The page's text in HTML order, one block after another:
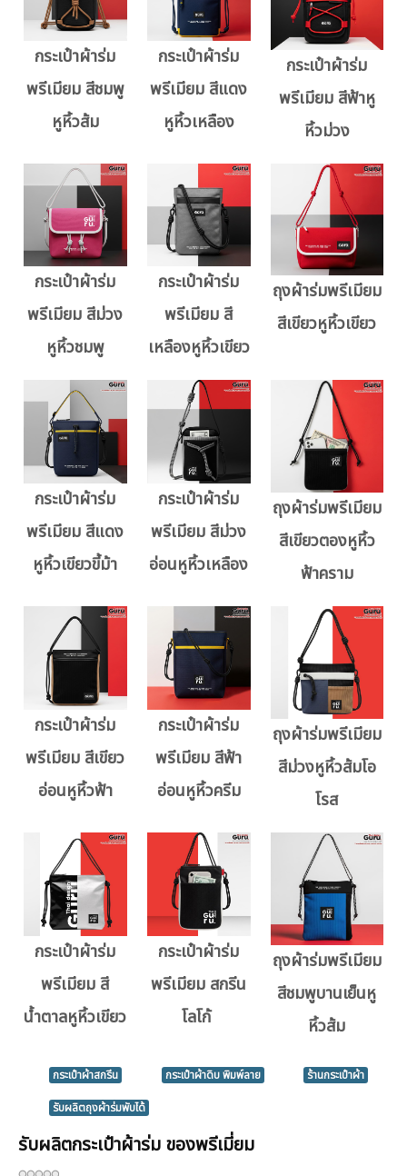
กระเป๋าผ้าร่ม
พรีเมียม สีชมพู
หูหิ้วส้ม
กระเป๋าผ้าร่ม
พรีเมียม สีแดง
หูหิ้วเหลือง
กระเป๋าผ้าร่ม
พรีเมียม สีฟ้าหู
หิ้วม่วง
กระเป๋าผ้าร่ม
พรีเมียม สีม่วง
หูหิ้วชมพู
กระเป๋าผ้าร่ม
พรีเมียม สี
เหลืองหูหิ้วเขียว
ถุงผ้าร่มพรีเมียม
สีเขียวหูหิ้วเขียว
กระเป๋าผ้าร่ม
พรีเมียม สีแดง
หูหิ้วเขียวขี้ม้า
กระเป๋าผ้าร่ม
พรีเมียม สีม่วง
อ่อนหูหิ้วเหลือง
ถุงผ้าร่มพรีเมียม
สีเขียวตองหูหิ้ว
ฟ้าคราม
กระเป๋าผ้าร่ม
พรีเมียม สีเขียว
อ่อนหูหิ้วฟ้า
กระเป๋าผ้าร่ม
พรีเมียม สีฟ้า
อ่อนหูหิ้วครีม
ถุงผ้าร่มพรีเมียม
สีม่วงหูหิ้วส้มโอ
โรส
กระเป๋าผ้าร่ม
พรีเมียม สี
น้ำตาลหูหิ้วเขียว
กระเป๋าผ้าร่ม
พรีเมียม สกรีน
โลโก้
ถุงผ้าร่มพรีเมียม
สีชมพูบานเย็นหู
หิ้วส้ม
กระเป๋าผ้าสกรีน กระเป๋าผ้าดิบ พิมพ์ลาย
ร้านกระเป๋าผ้า
รับผลิตถุงผ้าร่มพับได้
รับผลิตกระเป๋าผ้าร่ม ของพรีเมี่ยม